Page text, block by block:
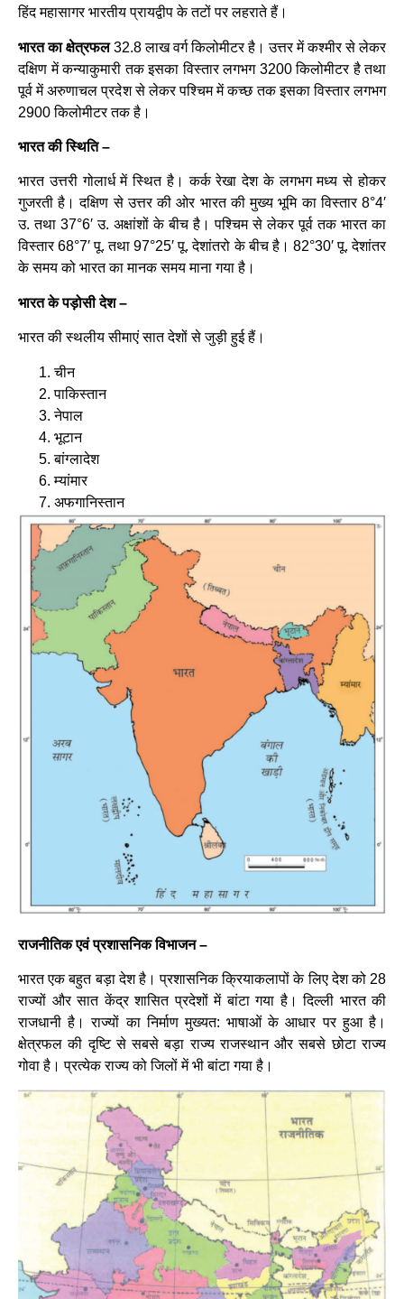
हिंद महासागर भारतीय प्रायद्वीप के तटों पर लहराते हैं।
भारत का क्षेत्रफल32.8 लाख वर्ग किलोमीटर है। उत्तर में कश्मीर से लेकर
दक्षिण में कन्याकुमारी तक इसका विस्तार लगभग 3200 किलोमीटर है तथा
पूर्व में अरुणाचल प्रदेश से लेकर पश्चिम में कच्छ तक इसका विस्तार लगभग
2900 किलोमीटर तक है।
भारत की स्थिति –
भारत उत्तरी गोलार्ध में स्थित है। कर्क रेखा देश के लगभग मध्य से होकर
गुजरती है। दक्षिण से उत्तर की ओर भारत की मुख्य भूमि का विस्तार 8°4′
उ. तथा 37°6′ उ. अक्षांशों के बीच है। पश्चिम से लेकर पूर्व तक भारत का
विस्तार 68°7′ पू. तथा 97°25′ पू. देशांतरो के बीच है। 82°30′ पू. देशांतर
के समय को भारत का मानक समय माना गया है।
भारत के पड़ोसी देश –
भारत की स्थलीय सीमाएं सात देशों से जुड़ी हुई हैं।
चीन
पाकिस्तान
नेपाल
भूटान
बांग्लादेश
म्यांमार
अफगानिस्तान
राजनीतिक एवं प्रशासनिक विभाजन –
भारत एक बहुत बड़ा देश है। प्रशासनिक क्रियाकलापों के लिए देश को 28
राज्यों और सात केंद्र शासित प्रदेशों में बांटा गया है। दिल्ली भारत की
राजधानी है। राज्यों का निर्माण मुख्यत: भाषाओं के आधार पर हुआ है।
क्षेत्रफल की दृष्टि से सबसे बड़ा राज्य राजस्थान और सबसे छोटा राज्य
गोवा है। प्रत्येक राज्य को जिलों में भी बांटा गया है।